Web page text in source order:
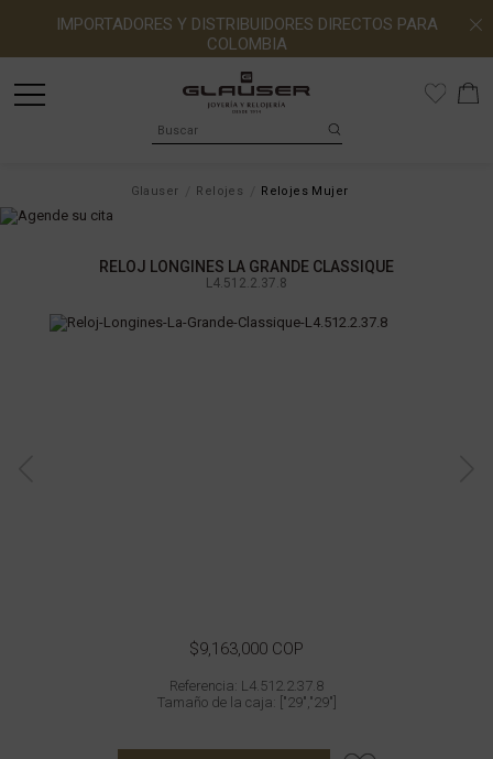
IMPORTADORES Y DISTRIBUIDORES DIRECTOS PARA
COLOMBIA
Glauser Relojes Relojes Mujer
RELOJ LONGINES LA GRANDE CLASSIQUE
L4.512.2.37.8
$9,163,000 COP
Referencia: L4.512.2.37.8
Tamaño de la caja: ["29","29"]